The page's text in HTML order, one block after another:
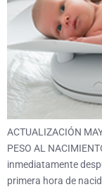
ACTUALIZACIÓN
PESO AL
inmediatamente
primera hora de